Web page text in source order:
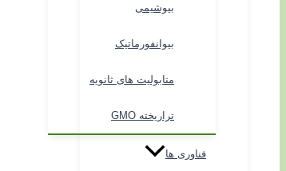
بیوشیمی
بیوانفورماتیک
متابولیت های ثانویه
تراریخته GMO
فناوری ها